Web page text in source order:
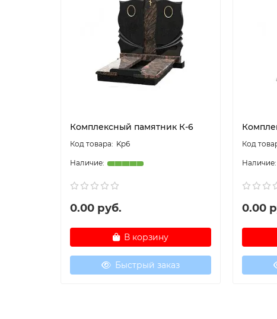
Комплексный памятник К-6
Kp6
0.00 руб.
В корзину
Быстрый заказ
0.00